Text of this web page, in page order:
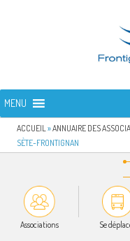
FRONTIGNAN
MENU
ACCUEIL »ANNUAIRE DES
SÈTE-FRONTIGNAN
Associations Se